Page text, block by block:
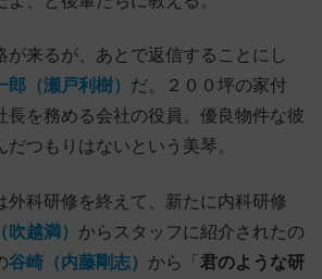
が来るが、あとで返信することにし
郎（瀬戸利樹） だ。２００坪の家付
長を務める会社の役員。優良物件な彼
つもりはないという美琴。
外科研修を終えて、新たに内科研修
吹越満） からスタッフに紹介されたの
谷崎（内藤剛志） から「 君のような研